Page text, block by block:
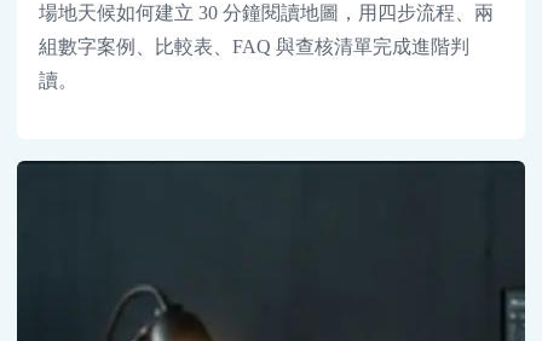
場地天候如何建立 30 分鐘閱讀地圖，用四步流程、兩
組數字案例、比較表、FAQ 與查核清單完成進階判
讀。